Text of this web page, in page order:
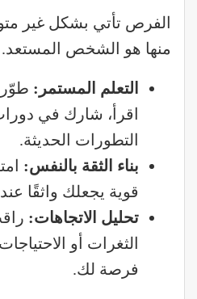
الفرص تأتي بشكل غير
منها هو الشخص
التعلم المستمر : طوّر
اقرأ، شارك في
التطورات الحديثة.
بناء الثقة بالنفس:
قوية يجعلك واثقًا
تحليل الاتجاهات:
الثغرات أو
فرصة لك.